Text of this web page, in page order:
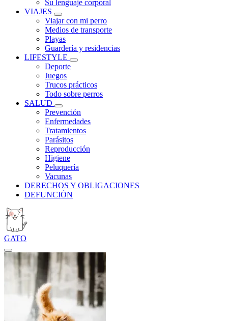
Su lenguaje corporal
VIAJES
Viajar con mi perro
Medios de transporte
Playas
Guardería y residencias
LIFESTYLE
Deporte
Juegos
Trucos prácticos
Todo sobre perros
SALUD
Prevención
Enfermedades
Tratamientos
Parásitos
Reproducción
Higiene
Peluquería
Vacunas
DERECHOS Y OBLIGACIONES
DEFUNCIÓN
GATO